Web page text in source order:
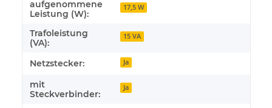
aufgenommene
Leistung (W):
17,5 W
Trafoleistung
(VA):
15 VA
Netzstecker: Ja
mit
Steckverbinder:
Ja